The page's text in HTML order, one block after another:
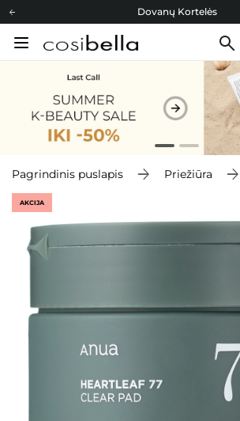
Dovanų Kortelės
Cosibella lojalumo programa
Dovanų Kortelės
Pagrindinis puslapis Priežiūra
AKCIJA